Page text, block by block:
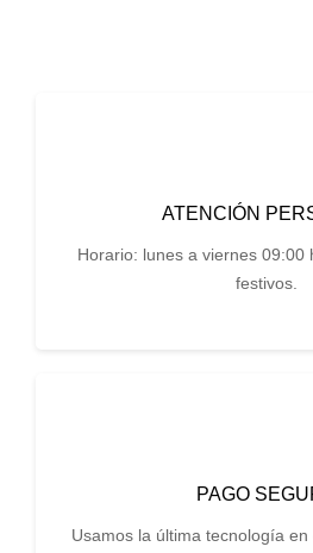
ATENCIÓN
Horario: lunes a viernes 09:00
festivos.
PAGO
Usamos la última tecnología en